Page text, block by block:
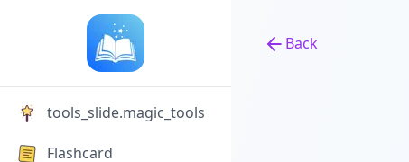
tools_slide.magic_tools
Flashcard
Back
Back to tools